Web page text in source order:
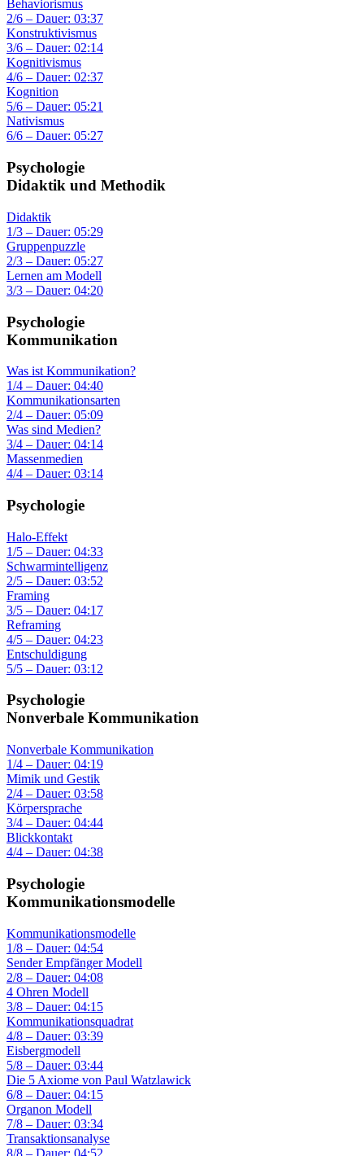
Behaviorismus
2/6 – Dauer: 03:37
Konstruktivismus
3/6 – Dauer: 02:14
Kognitivismus
4/6 – Dauer: 02:37
Kognition
5/6 – Dauer: 05:21
Nativismus
6/6 – Dauer: 05:27
Psychologie
Didaktik und Methodik
Didaktik
1/3 – Dauer: 05:29
Gruppenpuzzle
2/3 – Dauer: 05:27
Lernen am Modell
3/3 – Dauer: 04:20
Psychologie
Kommunikation
Was ist Kommunikation?
1/4 – Dauer: 04:40
Kommunikationsarten
2/4 – Dauer: 05:09
Was sind Medien?
3/4 – Dauer: 04:14
Massenmedien
4/4 – Dauer: 03:14
Psychologie
Halo-Effekt
1/5 – Dauer: 04:33
Schwarmintelligenz
2/5 – Dauer: 03:52
Framing
3/5 – Dauer: 04:17
Reframing
4/5 – Dauer: 04:23
Entschuldigung
5/5 – Dauer: 03:12
Psychologie
Nonverbale Kommunikation
Nonverbale Kommunikation
1/4 – Dauer: 04:19
Mimik und Gestik
2/4 – Dauer: 03:58
Körpersprache
3/4 – Dauer: 04:44
Blickkontakt
4/4 – Dauer: 04:38
Psychologie
Kommunikationsmodelle
Kommunikationsmodelle
1/8 – Dauer: 04:54
Sender Empfänger Modell
2/8 – Dauer: 04:08
4 Ohren Modell
3/8 – Dauer: 04:15
Kommunikationsquadrat
4/8 – Dauer: 03:39
Eisbergmodell
5/8 – Dauer: 03:44
Die 5 Axiome von Paul Watzlawick
6/8 – Dauer: 04:15
Organon Modell
7/8 – Dauer: 03:34
Transaktionsanalyse
8/8 – Dauer: 04:52